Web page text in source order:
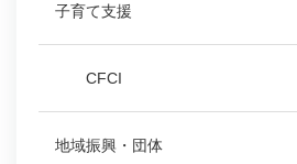
子育て支援
CFCI
地域振興・団体